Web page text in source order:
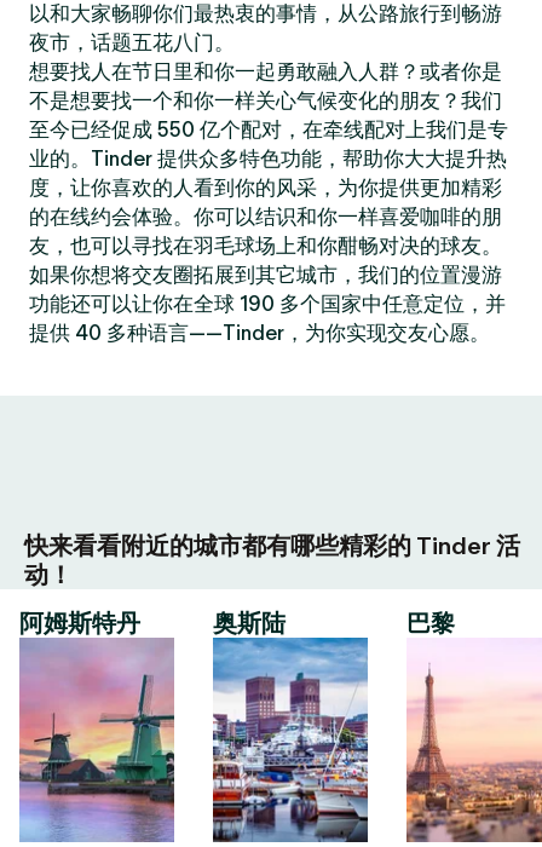
以和大家畅聊你们最热衷的事情，从公路旅行到畅游
夜市，话题五花八门。
想要找人在节日里和你一起勇敢融入人群？或者你是
不是想要找一个和你一样关心气候变化的朋友？我们
至今已经促成 550 亿个配对，在牵线配对上我们是专
业的。Tinder 提供众多特色功能，帮助你大大提升热
度，让你喜欢的人看到你的风采，为你提供更加精彩
的在线约会体验。你可以结识和你一样喜爱咖啡的朋
友，也可以寻找在羽毛球场上和你酣畅对决的球友。
如果你想将交友圈拓展到其它城市，我们的位置漫游
功能还可以让你在全球 190 多个国家中任意定位，并
提供 40 多种语言——Tinder，为你实现交友心愿。
快来看看附近的城市都有哪些精彩的 Tinder 活
动！
阿姆斯特丹
奥斯陆 巴黎